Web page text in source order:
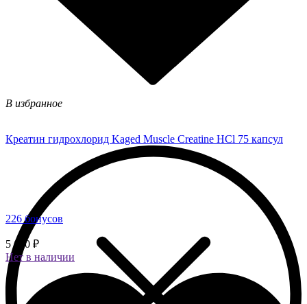
В избранное
Креатин гидрохлорид Kaged Muscle Creatine HCl 75 капсул
226 бонусов
5 650 ₽
Нет в наличии